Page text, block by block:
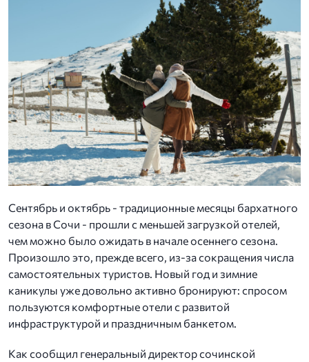
Сентябрь и октябрь - традиционные месяцы бархатного
сезона в Сочи - прошли с меньшей загрузкой отелей,
чем можно было ожидать в начале осеннего сезона.
Произошло это, прежде всего, из-за сокращения числа
самостоятельных туристов. Новый год и зимние
каникулы уже довольно активно бронируют: спросом
пользуются комфортные отели с развитой
инфраструктурой и праздничным банкетом.
Как сообщил генеральный директор сочинской